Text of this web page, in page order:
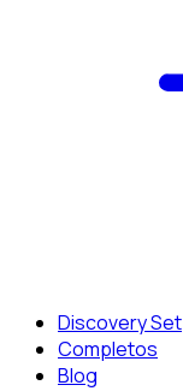
Discovery Set
Completos
Blog